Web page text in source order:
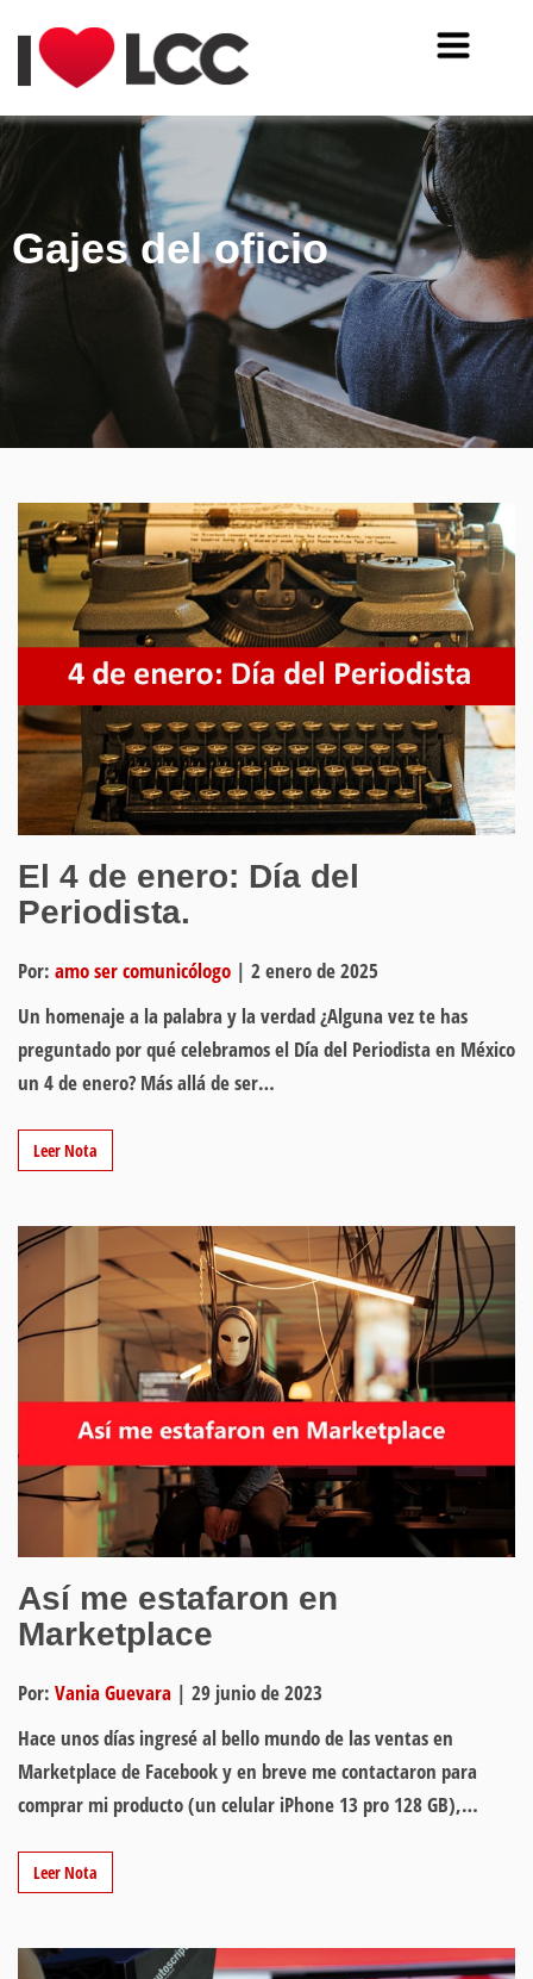
Gajes del oficio
El 4 de enero: Día del
Periodista.
Por: amo ser comunicólogo | 2 enero de 2025
Un homenaje a la palabra y la verdad ¿Alguna vez te has
preguntado por qué celebramos el Día del Periodista en México
un 4 de enero? Más allá de ser…
Leer Nota
Así me estafaron en
Marketplace
Por: Vania Guevara | 29 junio de 2023
Hace unos días ingresé al bello mundo de las ventas en
Marketplace de Facebook y en breve me contactaron para
comprar mi producto (un celular iPhone 13 pro 128 GB),…
Leer Nota